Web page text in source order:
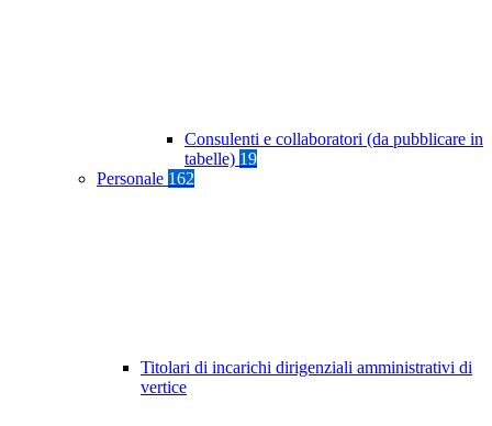
Consulenti e collaboratori (da pubblicare in
tabelle) 19
Personale 162
Titolari di incarichi dirigenziali amministrativi di
vertice